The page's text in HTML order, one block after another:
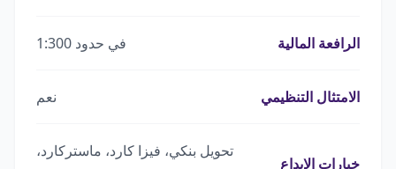
الرافعة المالية في حدود 1:300
الامتثال التنظيمي نعم
خيارات الإيداع
تحويل بنكي، فيزا كارد، ماستركارد،